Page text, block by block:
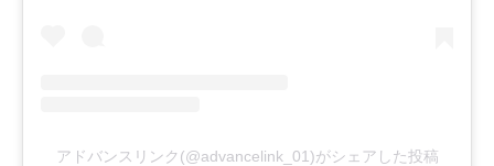
アドバンスリンク(@advancelink_01)がシェアした投稿